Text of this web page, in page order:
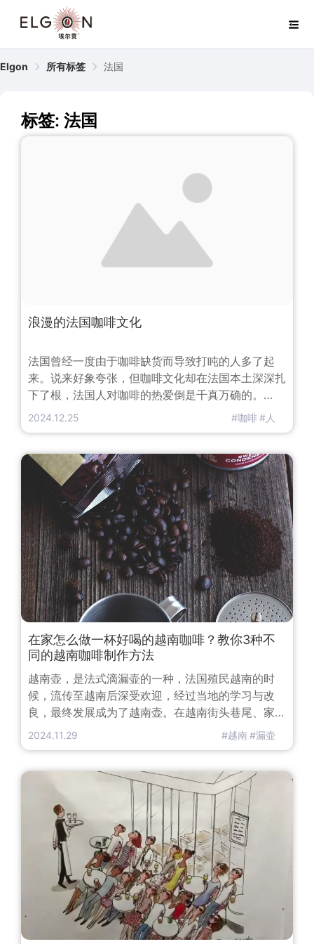
Elgon 所有标签 法国
标签: 法国
浪漫的法国咖啡文化
法国曾经一度由于咖啡缺货而导致打盹的人多了起
来。说来好象夸张，但咖啡文化却在法国本土深深扎
下了根，法国人对咖啡的热爱倒是千真万确的。
1991年海湾战争爆发，法国也是参战国之一，国内
抱“紧缺物资”的顾客时，却发现他们拿得最多的竟是
咖啡和糖，此事一度成为当时的笑话。法国人喝咖啡
讲究的似乎不在于味道，而是环境和情调，
2024.12.25 #咖啡#人
在家怎么做一杯好喝的越南咖啡？教你3种不
同的越南咖啡制作方法
越南壶，是法式滴漏壶的一种，法国殖民越南的时
候，流传至越南后深受欢迎，经过当地的学习与改
良，最终发展成为了越南壶。在越南街头巷尾、家家
户户，你都可以见到寻常的越南人用越南壶慢慢的滴
为了避免这个问题，你可以选择加一张滤纸。正宗的
越南咖啡是用越南罗豆来制作，因为焦苦味比较重，
所以需要加入炼乳来平衡咖啡的风味。下
2024.11.29 #越南#漏壶